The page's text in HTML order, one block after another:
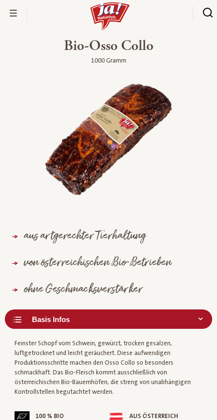
Bio-Osso Collo
1000 Gramm
aus artgerechter Tierhaltung
von österreichischen Bio-Betrieben
ohne Geschmacksverstärker
Feinster Schopf vom Schwein, gewürzt, trocken gesalzen,
luftgetrocknet und leicht geräuchert. Diese aufwendigen
Produktionsschritte machen den Osso Collo so besonders
schmackhaft. Das Bio-Fleisch kommt ausschließlich von
österreichischen Bio-Bauernhöfen, die streng von unabhängigen
Kontrollstellen begutachtet werden.
100 % BIO AUS ÖSTERREICH